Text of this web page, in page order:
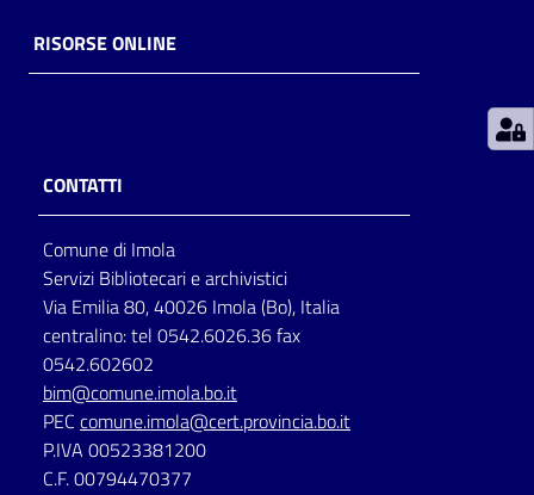
Decentrate
Seguici
su
RISORSE ONLINE
CONTATTI
Comune di Imola
Servizi Bibliotecari e archivistici
Via Emilia 80, 40026 Imola (Bo), Italia
centralino: tel 0542.6026.36 fax
0542.602602
bim@comune.imola.bo.it
PEC comune.imola@cert.provincia.bo.it
P.IVA 00523381200
C.F. 00794470377